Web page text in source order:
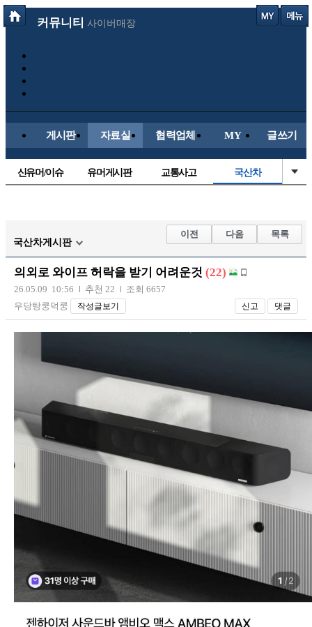
커뮤니티 사이버매장
게시판 자료실 협력업체 MY 글쓰기
신유머/이슈 유머게시판 교통사고 국산차
자유사진 군사/무기
트럭/버스
장착시공사진
국산차게시판
이전 다음 목록
의외로 와이프 허락을 받기 어려운것 (22)
26.05.09 10:56 추천 22
조회 6657
우당탕쿵덕쿵
작성글보기 신고 댓글